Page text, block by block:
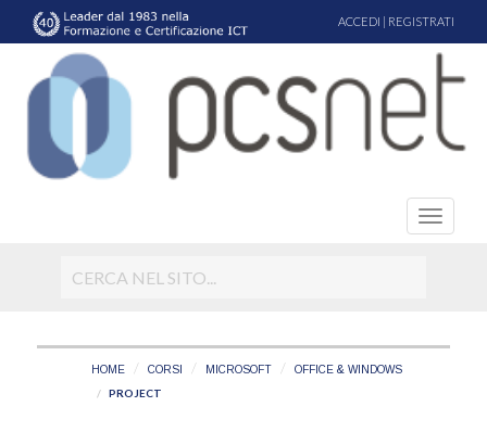
ACCEDI | REGISTRATI
HOME CORSI MICROSOFT OFFICE & WINDOWS
PROJECT